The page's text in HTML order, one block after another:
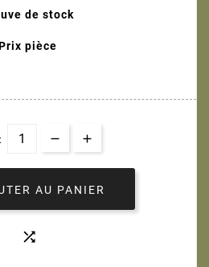
de stock
pièce
AU PANIER
